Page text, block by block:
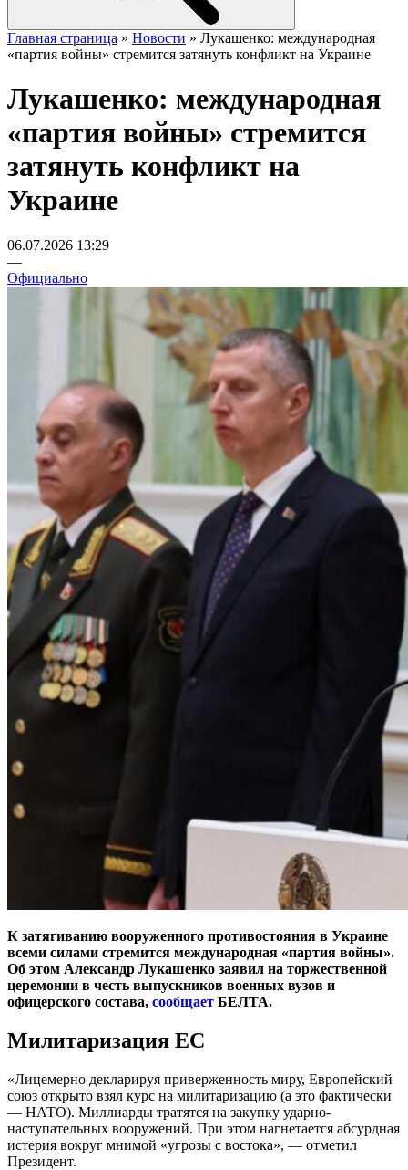
Главная страница » Новости » Лукашенко: международная
«партия войны» стремится затянуть конфликт на Украине
Лукашенко: международная
«партия войны» стремится
затянуть конфликт на
Украине
06.07.2026 13:29
—
Официально
К затягиванию вооруженного противостояния в Украине
всеми силами стремится международная «партия войны».
Об этом Александр Лукашенко заявил на торжественной
церемонии в честь выпускников военных вузов и
офицерского состава, сообщает БЕЛТА.
Милитаризация ЕС
«Лицемерно декларируя приверженность миру, Европейский
союз открыто взял курс на милитаризацию (а это фактически
— НАТО). Миллиарды тратятся на закупку ударно-
наступательных вооружений. При этом нагнетается абсурдная
истерия вокруг мнимой «угрозы с востока», — отметил
Президент.